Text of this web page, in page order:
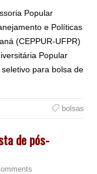
Popular
e Políticas
(CEPPUR-UFPR)
Popular
para bolsa de
bolsas
de pós-